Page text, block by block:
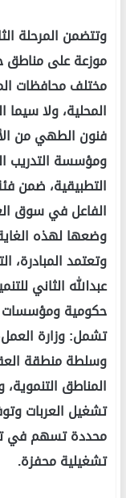
موزعة على
مختلف محافظات
المحلية، ولا
فنون الطهي من
ومؤسسة التدريب
التطبيقية، ضمن
الفاعل في سوق
وضعها لهذه
وتعتمد
عبدالله الثاني
حكومية ومؤسسات
تشمل: وزارة
وسلطة منطقة
المناطق
تشغيل العربات
محددة تسهم في
تشغيلية محفزة.